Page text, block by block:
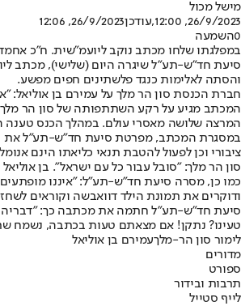
מישל מכול
26/9/2023, 12:00
,עודכן26/9/2023, 12:06
0השמעה
במפלגתו שלחו מכתב נוקב ליועמ"שית. ח"כ אחמד
סיעת חד"ש-תע"ל שיגרה היום (שלישי), מכתב
והסתה לאלימות כנגד פלשתינים חפים מפשע.
חברת הכנסת סון הר מלך על עמירם בן אוליאל:
המכתב מגיע על רקע השתתפותה של סון הר מלך
המרצה שלושה מאסרי עולם. במהלך הכנס טענה
במסגרת המכתב, מפרטת סיעת חד"ש-תע"ל את
ציבורי וכן לפעול להטבת תנאי כליאתו הינם
סון הר מלך: "סובל עבור כל עם ישראל". בן אוליאל
כמו כן, מסרה סיעת חד"ש-תע"ל: "איננו
ודוקרים את תמונת הילד דוואבשה וקוראים
סיעת חד"ש-תע"ל חתמה את מכתבה כך: "דבריה
טעינו? נתקן! אם מצאתם טעות בכתבה, נשמח
לימור סון הר-מלךעמירם בן אוליאל
מדורים
ספורט
תרבות ובידור
לייף סטייל